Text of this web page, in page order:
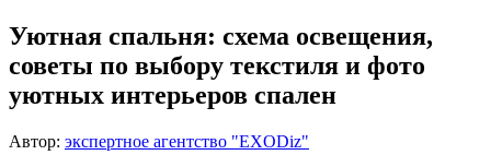
Уютная спальня: схема освещения,
советы по выбору текстиля и фото
уютных интерьеров спален
Автор: экспертное агентство "EXODiz"